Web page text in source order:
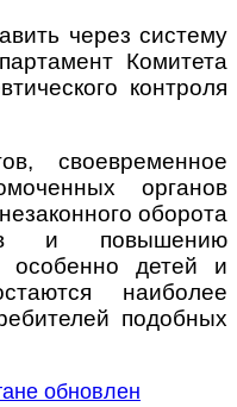
через систему
Комитета
контроля
своевременное
органов
оборота
и повышению
особенно детей и
наиболее
подобных
обновлен